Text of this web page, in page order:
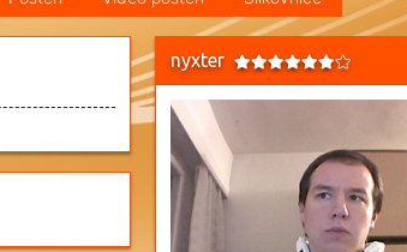
nyxter